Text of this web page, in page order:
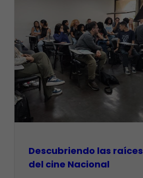
Descubriendo las raíces
del cine Nacional